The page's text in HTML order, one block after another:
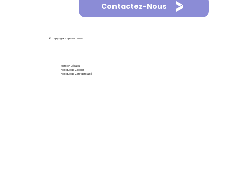
Contactez-Nous
© Copyright - AppASO 2025
Mention Légales
Politique de Cookies
Politique de Confidentialité